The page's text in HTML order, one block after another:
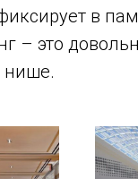
в
– это
нише.